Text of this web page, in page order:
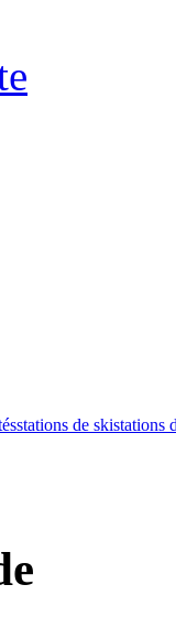
stations de skistations